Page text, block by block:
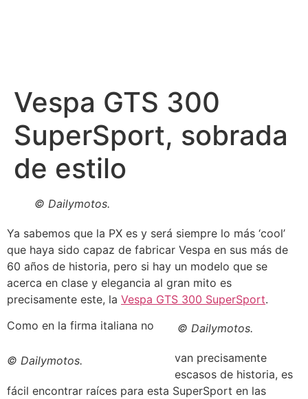
Vespa GTS 300
SuperSport, sobrada
de estilo
© Dailymotos.
Ya sabemos que la PX es y será siempre lo más ‘cool’
que haya sido capaz de fabricar Vespa en sus más de
60 años de historia, pero si hay un modelo que se
acerca en clase y elegancia al gran mito es
precisamente este, la Vespa GTS 300 SuperSport.
© Dailymotos.
© Dailymotos.
Como en la firma italiana no
van precisamente
escasos de historia, es
fácil encontrar raíces para esta SuperSport en las